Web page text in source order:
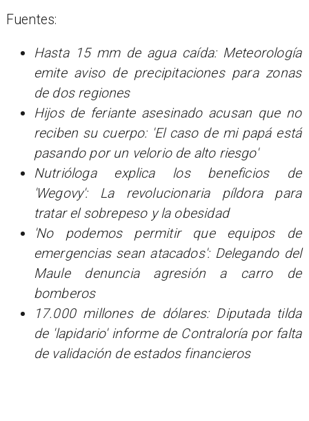
Fuentes:
Hasta 15 mm de agua caída: Meteorología
emite aviso de precipitaciones para zonas
de dos regiones
Hijos de feriante asesinado acusan que no
reciben su cuerpo: 'El caso de mi papá está
pasando por un velorio de alto riesgo'
Nutrióloga explica los beneficios de
'Wegovy': La revolucionaria píldora para
tratar el sobrepeso y la obesidad
'No podemos permitir que equipos de
emergencias sean atacados': Delegando del
Maule denuncia agresión a carro de
bomberos
17.000 millones de dólares: Diputada tilda
de 'lapidario' informe de Contraloría por falta
de validación de estados financieros